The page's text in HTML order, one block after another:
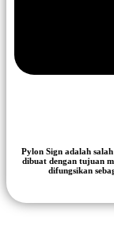
Pylon Sign adalah
dibuat dengan tujuan
difungsikan